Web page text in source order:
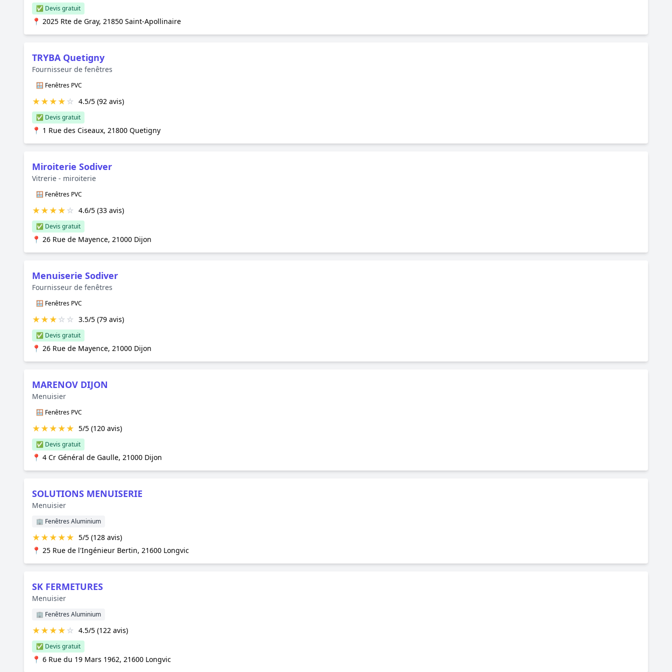
✅ Devis gratuit
📍 2025 Rte de Gray, 21850 Saint-Apollinaire
TRYBA Quetigny
Fournisseur de fenêtres
🪟 Fenêtres PVC
★★★★☆ 4.5/5 (92 avis)
✅ Devis gratuit
📍 1 Rue des Ciseaux, 21800 Quetigny
Miroiterie Sodiver
Vitrerie - miroiterie
🪟 Fenêtres PVC
★★★★☆ 4.6/5 (33 avis)
✅ Devis gratuit
📍 26 Rue de Mayence, 21000 Dijon
Menuiserie Sodiver
Fournisseur de fenêtres
🪟 Fenêtres PVC
★★★☆☆ 3.5/5 (79 avis)
✅ Devis gratuit
📍 26 Rue de Mayence, 21000 Dijon
MARENOV DIJON
Menuisier
🪟 Fenêtres PVC
★★★★★ 5/5 (120 avis)
✅ Devis gratuit
📍 4 Cr Général de Gaulle, 21000 Dijon
SOLUTIONS MENUISERIE
Menuisier
🏢 Fenêtres Aluminium
★★★★★ 5/5 (128 avis)
📍 25 Rue de l'Ingénieur Bertin, 21600 Longvic
SK FERMETURES
Menuisier
🏢 Fenêtres Aluminium
★★★★☆ 4.5/5 (122 avis)
✅ Devis gratuit
📍 6 Rue du 19 Mars 1962, 21600 Longvic